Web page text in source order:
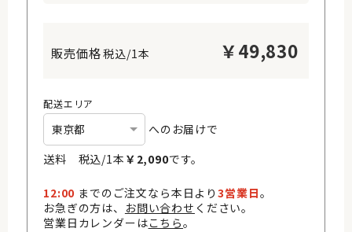
税込/1本 ￥49,830
配送エリア
へのお届けで
送料 税込/1本 ￥ 2,090です。
12:00 までのご注文なら本日より3営業日。
お急ぎの方は、 お問い合わせ ください。
営業日カレンダーはこちら。